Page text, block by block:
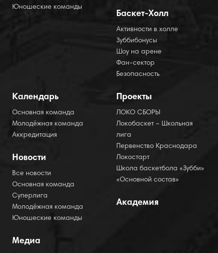
Юношеские команды
Баскет-Холл
Активности в холле
Зуббибонусы
Шоу на арене
Фан-сектор
Безопасность
Календарь
Основная команда
Молодёжная команда
Аккредитация
Новости
Все новости
Основная команда
Суперлига
Молодёжная команда
Юношеские команды
Медиа
Проекты
ЛОКО СБОРЫ
Локобаскет – Школьная
лига
Первенство Краснодара
Локостарт
Школа баскетбола «Зубби»
«Основной состав»
Академия